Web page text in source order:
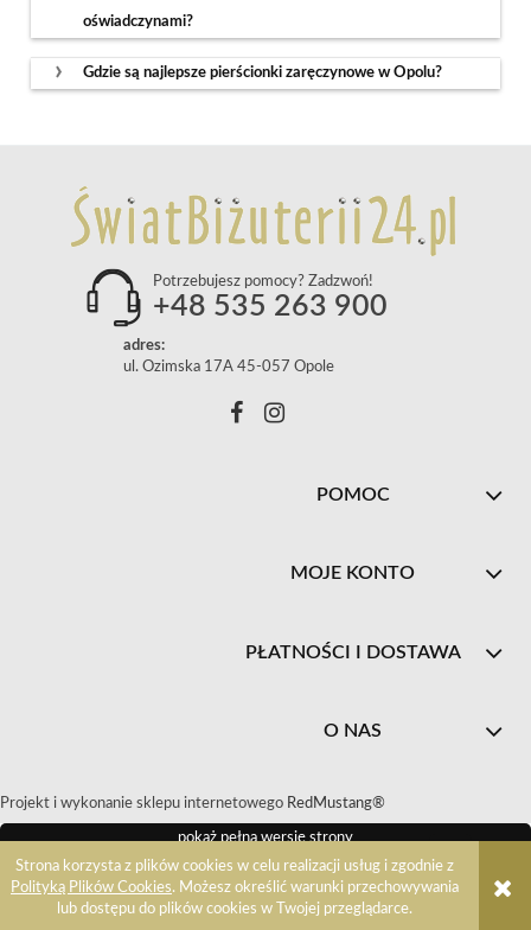
Strona korzysta z plików cookies w celu realizacji usług i zgodnie z
Polityką Plików Cookies. Możesz określić warunki przechowywania
lub dostępu do plików cookies w Twojej przeglądarce.
oświadczynami?
Gdzie są najlepsze pierścionki zaręczynowe w Opolu?
Potrzebujesz pomocy? Zadzwoń!
+48 535 263 900
adres:
ul. Ozimska 17A 45-057 Opole
POMOC
MOJE KONTO
PŁATNOŚCI I DOSTAWA
O NAS
Projekt i wykonanie sklepu internetowego RedMustang®
pokaż pełną wersję strony
Sklep internetowy Shoper.pl